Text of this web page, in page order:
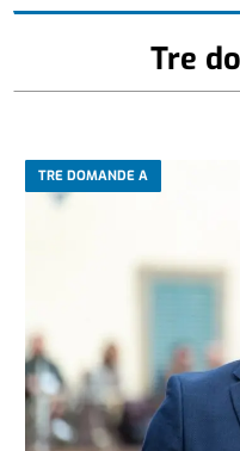
Tre
TRE DOMANDE A